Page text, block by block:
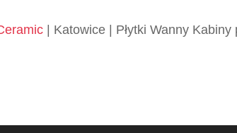
| Katowice | Płytki Wanny